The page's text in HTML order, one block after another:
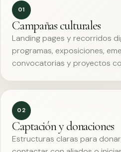
01
Campañas culturales
Landing pages y recorridos
programas, exposiciones,
convocatorias y proyectos
02
Captación y donaciones
Estructuras claras para